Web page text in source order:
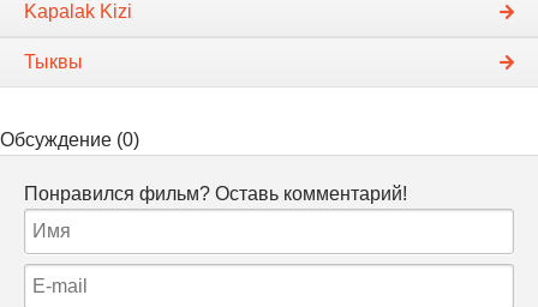
Kapalak Kizi
Тыквы
Обсуждение (0)
Понравился фильм? Оставь комментарий!